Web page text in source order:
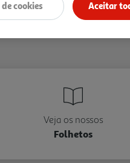
Veja os nossos
Folhetos
Aceitar
cookies